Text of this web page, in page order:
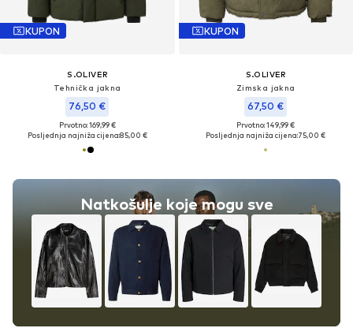
KUPON
S.OLIVER
Tehnička jakna
76,50 €
Prvotno: 169,99 €
Posljednja najniža cijena:85,00 €
Natkošulje koje mogu sve
KUPON
S.OLIVER
Zimska jakna
67,50 €
Prvotno: 149,99 €
Posljednja najniža cijena:75,00 €